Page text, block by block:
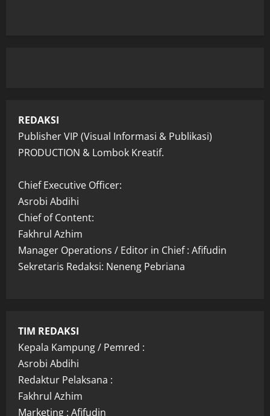
REDAKSI
Publisher VIP (Visual Informasi & Publikasi)
PRODUCTION & Lombok Kreatif.
Chief Executive Officer:
Asrobi Abdihi
Chief of Content:
Fakhrul Azhim
Manager Operations / Editor in Chief : Afifudin
Sekretaris Redaksi: Neneng Pebriana
TIM REDAKSI
Kepala Kampung / Pemred :
Asrobi Abdihi
Redaktur Pelaksana :
Fakhrul Azhim
Marketing : Afifudin